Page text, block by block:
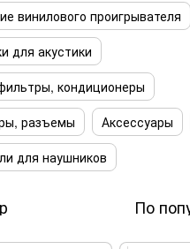
винилового проигрывателя
для акустики
кондиционеры
разъемы
Аксессуары
для наушников
По